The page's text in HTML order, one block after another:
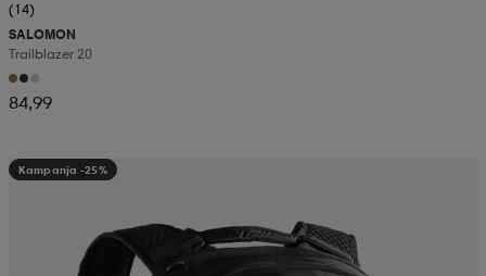
(14)
SALOMON
Trailblazer 20
84,99
Kampanja -25%